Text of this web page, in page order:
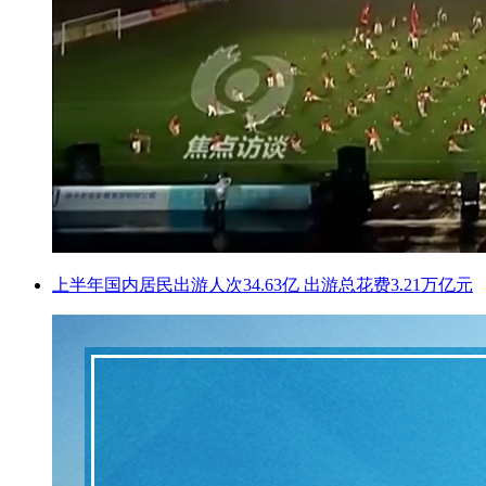
上半年国内居民出游人次34.63亿 出游总花费3.21万亿元